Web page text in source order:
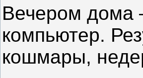
Вечером дома
компьютер.
кошмары,